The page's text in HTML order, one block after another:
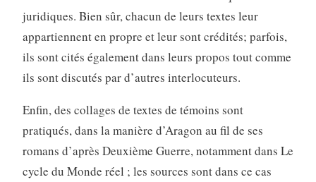
juridiques. Bien sûr, chacun de leurs textes leur
appartiennent en propre et leur sont crédités; parfois,
ils sont cités également dans leurs propos tout comme
ils sont discutés par d’autres interlocuteurs.
Enfin, des collages de textes de témoins sont
pratiqués, dans la manière d’Aragon au fil de ses
romans d’après Deuxième Guerre, notamment dans Le
cycle du Monde réel ; les sources sont dans ce cas